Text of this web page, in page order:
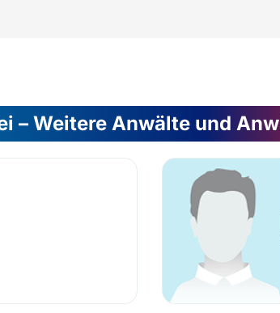
– Weitere Anwälte und